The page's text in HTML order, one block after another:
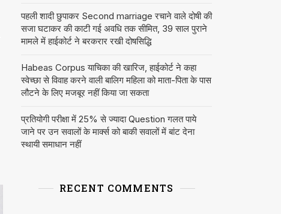
पहली शादी छुपाकर Second marriage रचाने वाले दोषी की
सजा घटाकर की काटी गई अवधि तक सीमित, 39 साल पुराने
मामले में हाईकोर्ट ने बरकरार रखी दोषसिद्धि
Habeas Corpus याचिका की खारिज, हाईकोर्ट ने कहा
स्वेच्छा से विवाह करने वाली बालिग महिला को माता-पिता के पास
लौटने के लिए मजबूर नहीं किया जा सकता
प्रतियोगी परीक्षा में 25% से ज्यादा Question गलत पाये
जाने पर उन सवालों के मार्क्स को बाकी सवालों में बांट देना
स्थायी समाधान नहीं
RECENT COMMENTS